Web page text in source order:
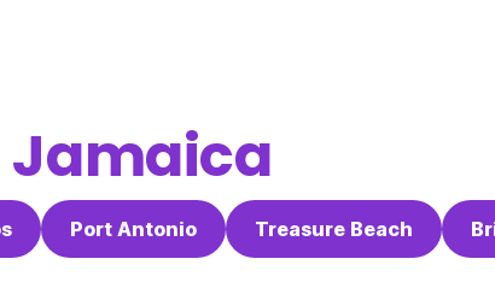
Jamaica
Port Antonio Treasure Beach